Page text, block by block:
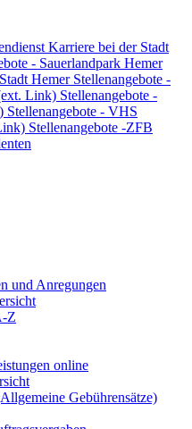
Karriere bei der Stadt
- Sauerlandpark Hemer
Hemer Stellenangebote -
Link) Stellenangebote -
Stellenangebote - VHS
Stellenangebote -ZFB
und Anregungen
Z
online
Gebührensätze)